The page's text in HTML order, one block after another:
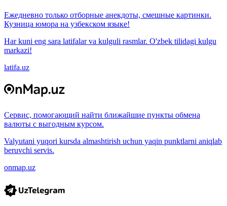
Ежедневно только отборные анекдоты, смешные картинки.
Кузница юмора на узбекском языке!
Har kuni eng sara latifalar va kulguli rasmlar. O'zbek tilidagi kulgu
markazi!
latifa.uz
Сервис, помогающий найти ближайшие пункты обмена
валюты с выгодным курсом.
Valyutani yuqori kursda almashtirish uchun yaqin punktlarni aniqlab
beruvchi servis.
onmap.uz